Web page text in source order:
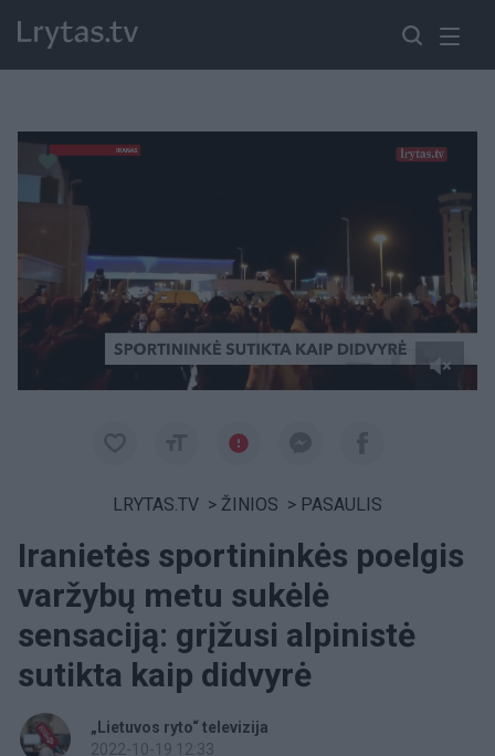
LRYTAS.TV > ŽINIOS > PASAULIS
Iranietės sportininkės poelgis
varžybų metu sukėlė
sensaciją: grįžusi alpinistė
sutikta kaip didvyrė
„Lietuvos ryto“ televizija
2022-10-19 12:33